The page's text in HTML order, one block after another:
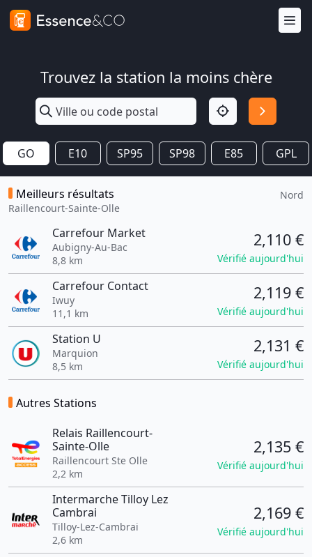
Trouvez la station la moins chère
GO E10 SP95 SP98 E85 GPL
Meilleurs résultats
Raillencourt-Sainte-Olle
Nord
Carrefour Market
Aubigny-Au-Bac
8,8 km
2,110 €
Vérifié aujourd'hui
Carrefour Contact
Iwuy
11,1 km
2,119 €
Vérifié aujourd'hui
Station U
Marquion
8,5 km
2,131 €
Vérifié aujourd'hui
Autres Stations
Relais Raillencourt-
Sainte-Olle
Raillencourt Ste Olle
2,2 km
2,135 €
Vérifié aujourd'hui
Intermarche Tilloy Lez
Cambrai
Tilloy-Lez-Cambrai
2,6 km
2,169 €
Vérifié aujourd'hui